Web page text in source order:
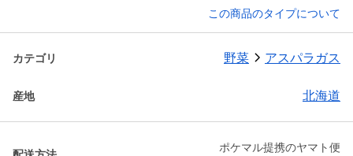
この商品のタイプについて
カテゴリ 野菜 アスパラガス
産地 北海道
ポケマル提携のヤマト便